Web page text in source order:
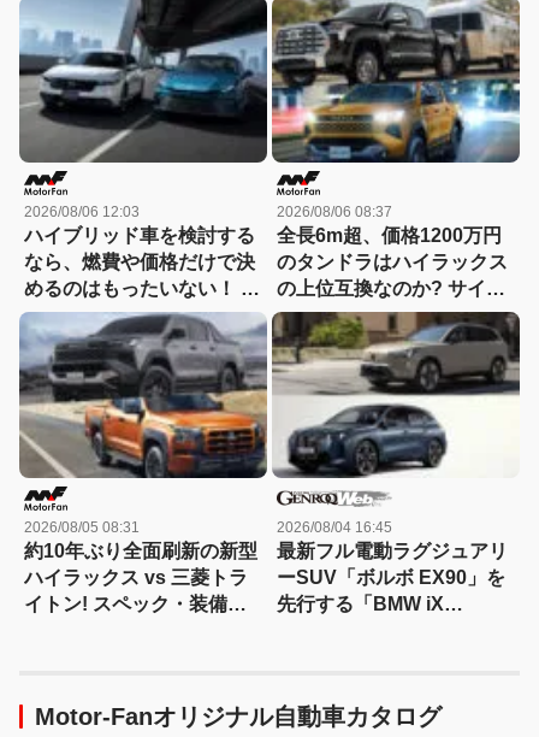
2026/08/06 12:03
ハイブリッド車を検討する
なら、燃費や価格だけで決
めるのはもったいない！ ト
ヨタとホンダでハイブリッ
ド車の「走りの個性」が異
なるのには理由があった
2026/08/06 08:37
全長6m超、価格1200万円
のタンドラはハイラックス
の上位互換なのか? サイ
ズ・装備・走り・価格を徹
底比較して分かった決定的
な違い 【新型ハイラックス
徹底比較】
2026/08/05 08:31
約10年ぶり全面刷新の新型
ハイラックス vs 三菱トラ
イトン! スペック・装備・
2026/08/04 16:45
最新フル電動ラグジュアリ
ーSUV「ボルボ EX90」を
先行する「BMW iX
Motor-Fanオリジナル自動車カタログ